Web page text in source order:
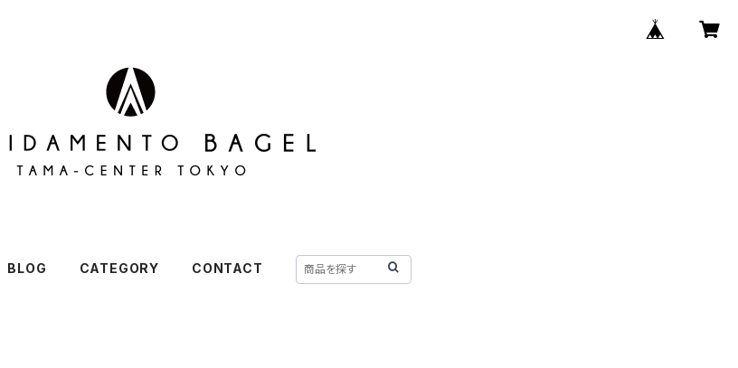
BLOG CATEGORY CONTACT